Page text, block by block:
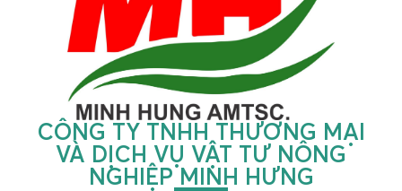
CÔNG TY TNHH THƯƠNG MẠI
VÀ DỊCH VỤ VẬT TƯ NÔNG
NGHIỆP MINH HƯNG